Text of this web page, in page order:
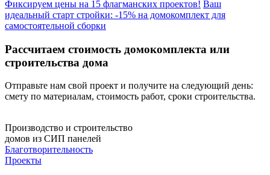
Фиксируем цены на 15 флагманских проектов! Ваш
идеальный старт стройки: -15% на домокомплект для
самостоятельной сборки
Рассчитаем стоимость домокомплекта или
строительства дома
Отправьте нам свой проект и получите на следующий день:
смету по материалам, стоимость работ, сроки строительства.
Производство и строительство
домов из СИП панелей
Благотворительность
Проекты